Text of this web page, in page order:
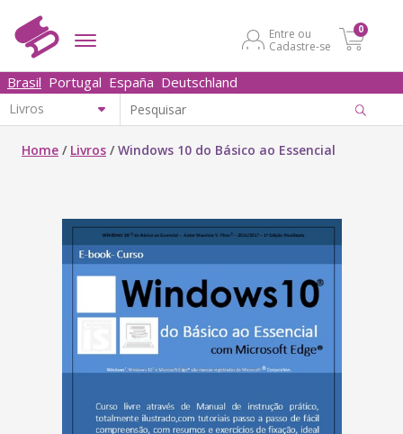
Entre ou
Cadastre-se
0
Brasil Portugal España Deutschland
Home / Livros /Windows 10 do Básico ao Essencial